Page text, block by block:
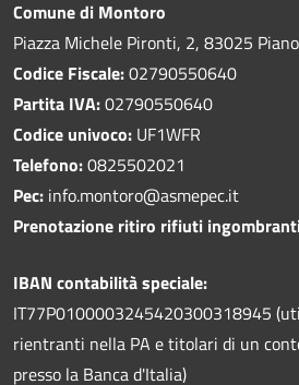
Comune di Montoro
Piazza Michele Pironti, 2, 83025
Codice Fiscale:02790550640
Partita IVA:02790550640
Codice univoco: UF1WFR
Telefono:0825502021
Pec: info.montoro@asmepec.it
Prenotazione ritiro rifiuti
IBAN contabilità speciale:
IT77P0100003245420300318945
rientranti nella PA e titolari di un
presso la Banca d'Italia)